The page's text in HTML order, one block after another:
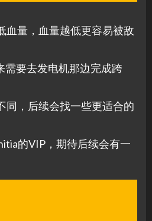
血量，血量越低更容易被敌
需要去发电机那边完成跨
同，后续会找一些更适合的
的VIP，期待后续会有一